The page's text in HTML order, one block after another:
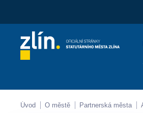
Kontakty
Úvod O městě Partnerská města